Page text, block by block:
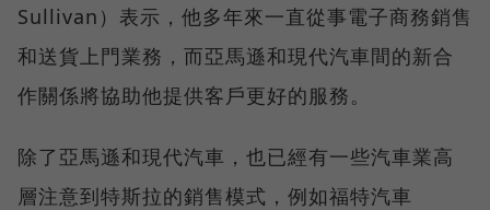
Sullivan）表示，他多年來一直從事電子商務銷售
和送貨上門業務，而亞馬遜和現代汽車間的新合
作關係將協助他提供客戶更好的服務。
除了亞馬遜和現代汽車，也已經有一些汽車業高
層注意到特斯拉的銷售模式，例如福特汽車